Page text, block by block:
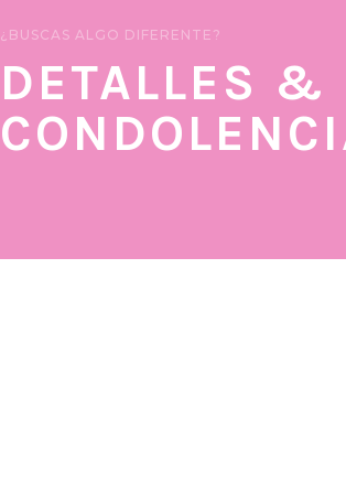
¿BUSCAS ALGO DIFERENTE?
DETALLES &